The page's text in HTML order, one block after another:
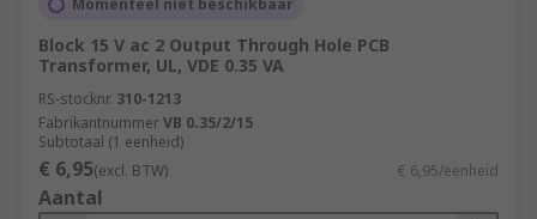
Momenteel niet beschikbaar
Block 15 V ac 2 Output Through Hole PCB
Transformer, UL, VDE 0.35 VA
RS-stocknr. 310-1213
FabrikantnummerVB 0.35/2/15
Subtotaal (1 eenheid)
€ 6,95(excl. BTW) € 6,95/eenheid
Aantal